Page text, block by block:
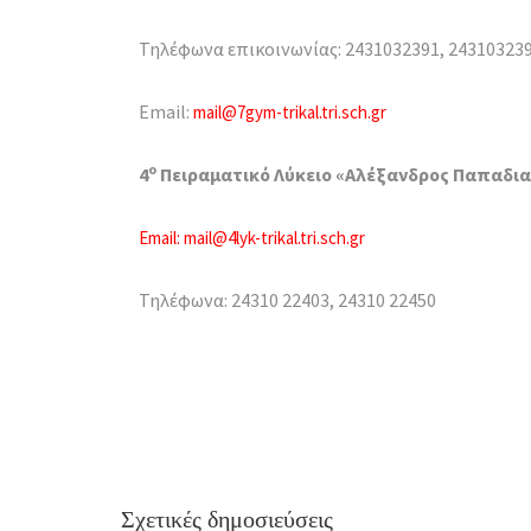
Τηλέφωνα επικοινωνίας: 2431032391,
Email: mail@7gym-trikal.tri.sch.gr
4ο Πειραματικό Λύκειο «Αλέξανδρος
Email: mail@4lyk-trikal.tri.sch.gr
Τηλέφωνα: 24310 22403, 24310 22450
Σχετικές δημοσιεύσεις